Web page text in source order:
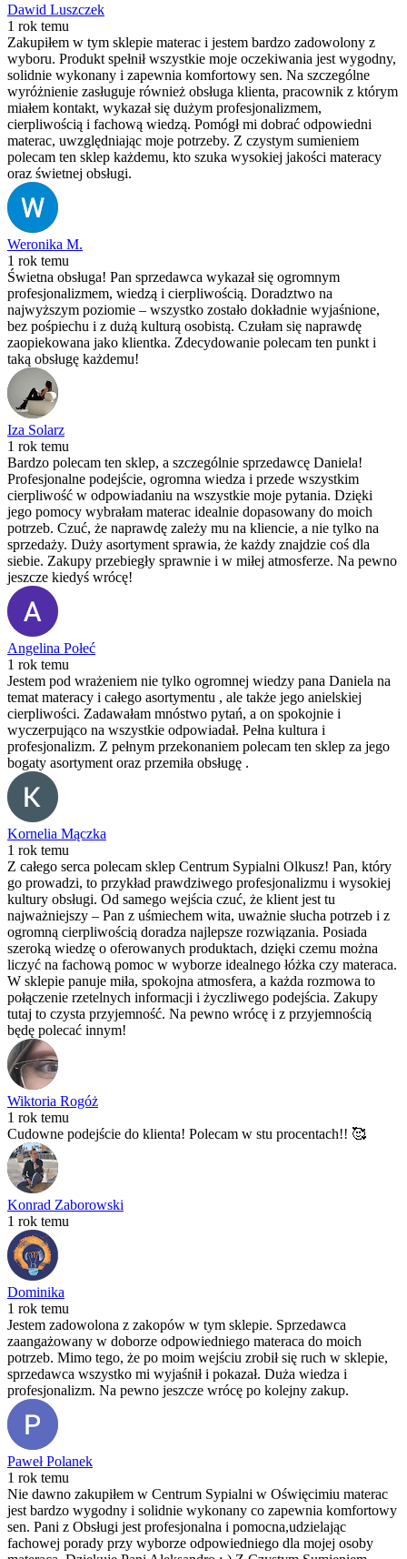
Dawid Luszczek
1 rok temu
Zakupiłem w tym sklepie materac i jestem bardzo zadowolony z
wyboru. Produkt spełnił wszystkie moje oczekiwania jest wygodny,
solidnie wykonany i zapewnia komfortowy sen. Na szczególne
wyróżnienie zasługuje również obsługa klienta, pracownik z którym
miałem kontakt, wykazał się dużym profesjonalizmem,
cierpliwością i fachową wiedzą. Pomógł mi dobrać odpowiedni
materac, uwzględniając moje potrzeby. Z czystym sumieniem
polecam ten sklep każdemu, kto szuka wysokiej jakości materacy
oraz świetnej obsługi.
Weronika M.
1 rok temu
Świetna obsługa! Pan sprzedawca wykazał się ogromnym
profesjonalizmem, wiedzą i cierpliwością. Doradztwo na
najwyższym poziomie – wszystko zostało dokładnie wyjaśnione,
bez pośpiechu i z dużą kulturą osobistą. Czułam się naprawdę
zaopiekowana jako klientka. Zdecydowanie polecam ten punkt i
taką obsługę każdemu!
Iza Solarz
1 rok temu
Bardzo polecam ten sklep, a szczególnie sprzedawcę Daniela!
Profesjonalne podejście, ogromna wiedza i przede wszystkim
cierpliwość w odpowiadaniu na wszystkie moje pytania. Dzięki
jego pomocy wybrałam materac idealnie dopasowany do moich
potrzeb. Czuć, że naprawdę zależy mu na kliencie, a nie tylko na
sprzedaży. Duży asortyment sprawia, że każdy znajdzie coś dla
siebie. Zakupy przebiegły sprawnie i w miłej atmosferze. Na pewno
jeszcze kiedyś wrócę!
Angelina Połeć
1 rok temu
Jestem pod wrażeniem nie tylko ogromnej wiedzy pana Daniela na
temat materacy i całego asortymentu , ale także jego anielskiej
cierpliwości. Zadawałam mnóstwo pytań, a on spokojnie i
wyczerpująco na wszystkie odpowiadał. Pełna kultura i
profesjonalizm. Z pełnym przekonaniem polecam ten sklep za jego
bogaty asortyment oraz przemiła obsługę .
Kornelia Mączka
1 rok temu
Z całego serca polecam sklep Centrum Sypialni Olkusz! Pan, który
go prowadzi, to przykład prawdziwego profesjonalizmu i wysokiej
kultury obsługi. Od samego wejścia czuć, że klient jest tu
najważniejszy – Pan z uśmiechem wita, uważnie słucha potrzeb i z
ogromną cierpliwością doradza najlepsze rozwiązania. Posiada
szeroką wiedzę o oferowanych produktach, dzięki czemu można
liczyć na fachową pomoc w wyborze idealnego łóżka czy materaca.
W sklepie panuje miła, spokojna atmosfera, a każda rozmowa to
połączenie rzetelnych informacji i życzliwego podejścia. Zakupy
tutaj to czysta przyjemność. Na pewno wrócę i z przyjemnością
będę polecać innym!
Wiktoria Rogóż
1 rok temu
Cudowne podejście do klienta! Polecam w stu procentach!! 🥰
Konrad Zaborowski
1 rok temu
Dominika
1 rok temu
Jestem zadowolona z zakopów w tym sklepie. Sprzedawca
zaangażowany w doborze odpowiedniego materaca do moich
potrzeb. Mimo tego, że po moim wejściu zrobił się ruch w sklepie,
sprzedawca wszystko mi wyjaśnił i pokazał. Duża wiedza i
profesjonalizm. Na pewno jeszcze wrócę po kolejny zakup.
Paweł Polanek
1 rok temu
Nie dawno zakupiłem w Centrum Sypialni w Oświęcimiu materac
jest bardzo wygodny i solidnie wykonany co zapewnia komfortowy
sen. Pani z Obsługi jest profesjonalna i pomocna,udzielając
fachowej porady przy wyborze odpowiedniego dla mojej osoby